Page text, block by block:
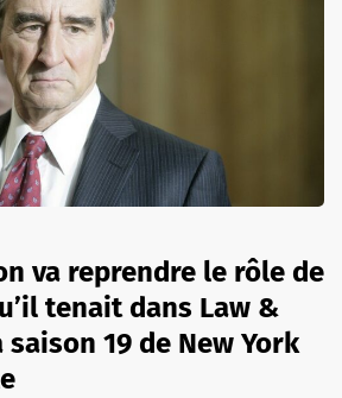
va reprendre le rôle de
tenait dans Law &
19 de New York